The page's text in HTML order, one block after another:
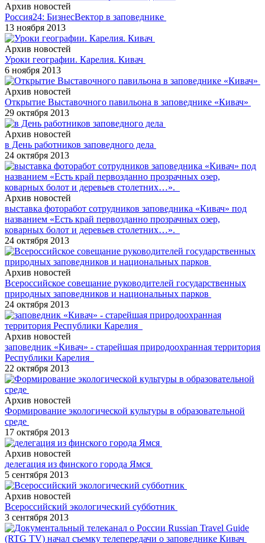
Архив новостей
Россия24: БизнесВектор в заповеднике
13 ноября 2013
Архив новостей
Уроки географии. Карелия. Кивач
6 ноября 2013
Архив новостей
Открытие Выставочного павильона в заповеднике «Кивач»
29 октября 2013
Архив новостей
в День работников заповедного дела
24 октября 2013
Архив новостей
выставка фоторабот сотрудников заповедника «Кивач» под
названием «Есть край первозданно прозрачных озер,
коварных болот и деревьев столетних…».
24 октября 2013
Архив новостей
Всероссийское совещание руководителей государственных
природных заповедников и национальных парков
24 октября 2013
Архив новостей
заповедник «Кивач» - старейшая природоохранная территория
Республики Карелия
22 октября 2013
Архив новостей
Формирование экологической культуры в образовательной
среде
17 октября 2013
Архив новостей
делегация из финского города Ямся
5 сентября 2013
Архив новостей
Всероссийский экологический субботник
3 сентября 2013